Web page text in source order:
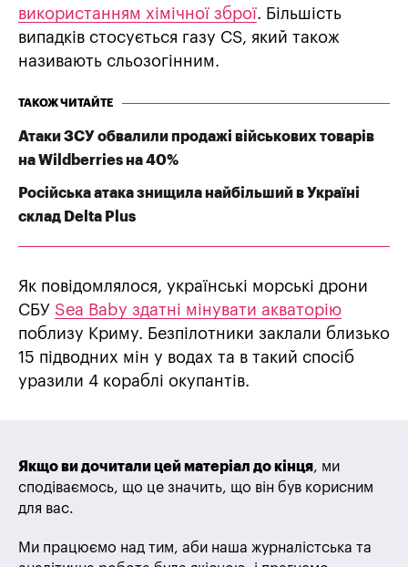
використанням хімічної зброї. Більшість
випадків стосується газу CS, який також
називають сльозогінним.
ТАКОЖ ЧИТАЙТЕ
Атаки ЗСУ обвалили продажі військових товарів
на Wildberries на 40%
Російська атака знищила найбільший в Україні
склад Delta Plus
Як повідомлялося, українські морські дрони
СБУ Sea Baby здатні мінувати акваторію
поблизу Криму. Безпілотники заклали близько
15 підводних мін у водах та в такий спосіб
уразили 4 кораблі окупантів.
Якщо ви дочитали цей матеріал до кінця, ми
сподіваємось, що це значить, що він був корисним
для вас.
Ми працюємо над тим, аби наша журналістська та